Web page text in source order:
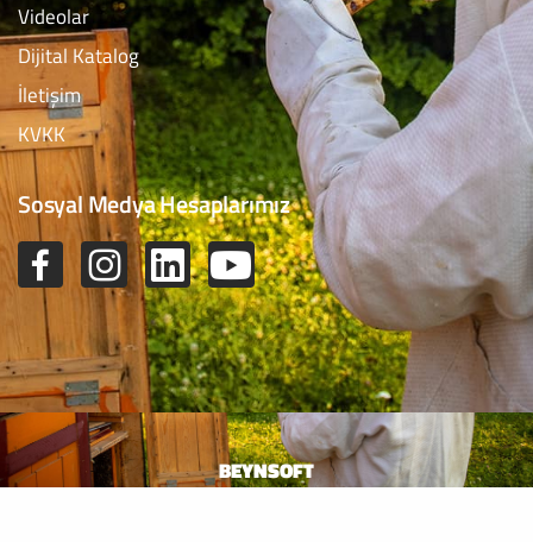
Videolar
Dijital Katalog
İletişim
KVKK
Sosyal Medya Hesaplarımız
BEYNSOFT